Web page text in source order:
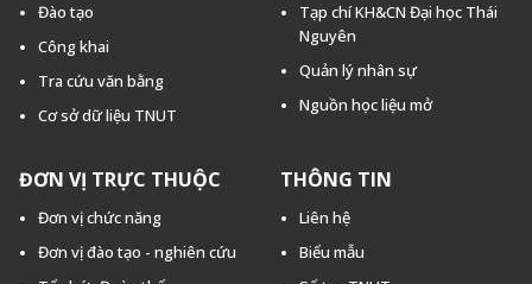
Đào tạo
Công khai
Tra cứu văn bằng
Cơ sở dữ liệu TNUT
Tạp chí KH&CN Đại học Thái
Nguyên
Quản lý nhân sự
Nguồn học liệu mở
ĐƠN VỊ TRỰC THUỘC
Đơn vị chức năng
Đơn vị đào tạo - nghiên cứu
THÔNG TIN
Liên hệ
Biểu mẫu